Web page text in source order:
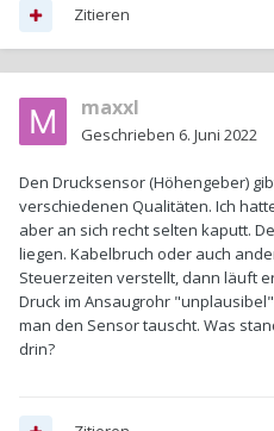
Zitieren
maxxl
Geschrieben 6. Juni 2022
Den Drucksensor (Höhengeber)
verschiedenen Qualitäten. Ich
aber an sich recht selten kaputt.
liegen. Kabelbruch oder auch
Steuerzeiten verstellt, dann läuft
Druck im Ansaugrohr
man den Sensor tauscht. Was
drin?